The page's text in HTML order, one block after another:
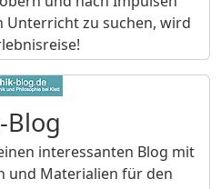
zu suchen, wird
Blog
interessanten Blog mit
und Materialien für den